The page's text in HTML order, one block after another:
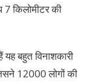
7 किलोमीटर की
बहुत विनाशकारी
12000 लोगों की